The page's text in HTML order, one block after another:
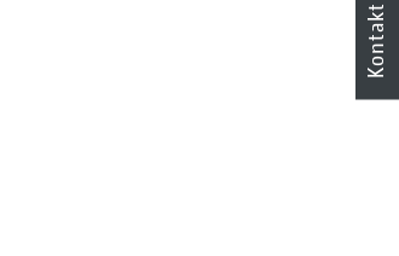
Kontakt